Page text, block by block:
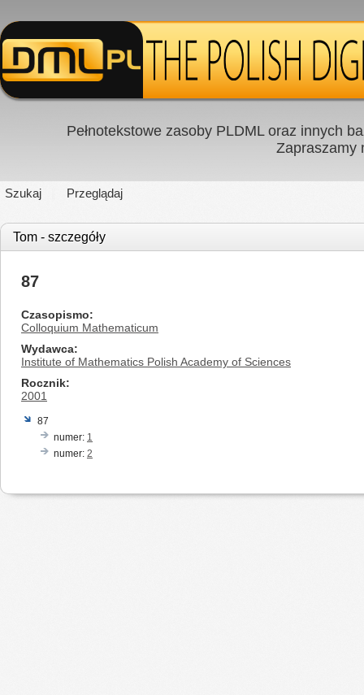
Pełnotekstowe zasoby PLDML oraz innych
Zapraszamy
Szukaj Przeglądaj
Tom - szczegóły
87
Czasopismo
Colloquium Mathematicum
Wydawca
Institute of Mathematics Polish Academy of Sciences
Rocznik
2001
87
numer: 1
numer: 2